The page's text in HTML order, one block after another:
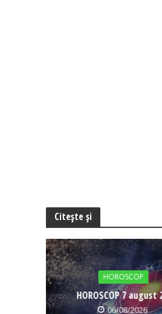
Citește și
HOROSCOP
HOROSCOP 7 august
06/08/2026